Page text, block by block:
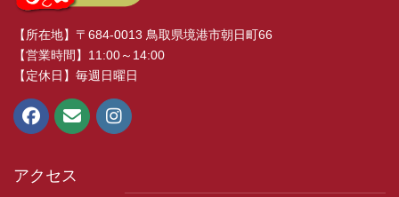
【所在地】〒684-0013 鳥取県境港市朝日町66
【営業時間】11:00～14:00
【定休日】毎週日曜日
アクセス